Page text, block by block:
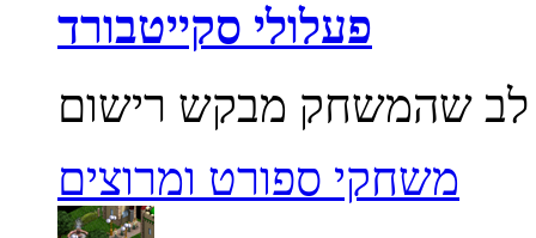
פעלולי סקייטבורד
משחקי ספורט ומרוצים